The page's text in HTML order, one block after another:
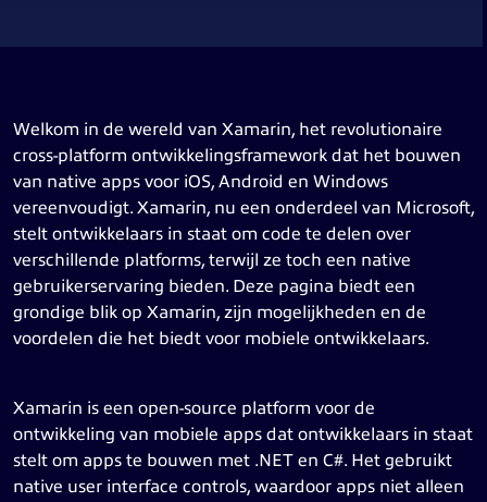
Welkom in de wereld van Xamarin, het revolutionaire
cross-platform ontwikkelingsframework dat het bouwen
van native apps voor iOS, Android en Windows
vereenvoudigt. Xamarin, nu een onderdeel van Microsoft,
stelt ontwikkelaars in staat om code te delen over
verschillende platforms, terwijl ze toch een native
gebruikerservaring bieden. Deze pagina biedt een
grondige blik op Xamarin, zijn mogelijkheden en de
voordelen die het biedt voor mobiele ontwikkelaars.
Xamarin is een open-source platform voor de
ontwikkeling van mobiele apps dat ontwikkelaars in staat
stelt om apps te bouwen met .NET en C#. Het gebruikt
native user interface controls, waardoor apps niet alleen